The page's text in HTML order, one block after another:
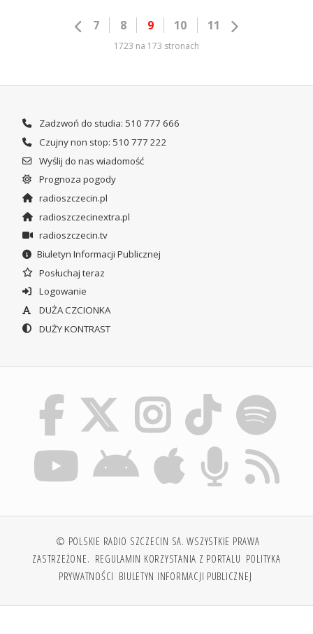
7 8 9 10 11
1723 na 173 stronach
Zadzwoń do studia: 510 777 666
Czujny non stop: 510 777 222
Wyślij do nas wiadomość
Prognoza pogody
radioszczecin.pl
radioszczecinextra.pl
radioszczecin.tv
Biuletyn Informacji Publicznej
Posłuchaj teraz
Logowanie
DUŻA CZCIONKA
DUŻY KONTRAST
© POLSKIE RADIO SZCZECIN SA. WSZYSTKIE PRAWA
ZASTRZEŻONE. REGULAMIN KORZYSTANIA Z PORTALU POLITYKA
PRYWATNOŚCI BIULETYN INFORMACJI PUBLICZNEJ